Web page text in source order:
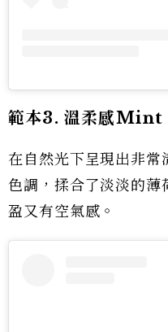
範本3. 溫柔感
在自然光下呈現出非
色調，揉合了淡淡的薄
盈又有空氣感。